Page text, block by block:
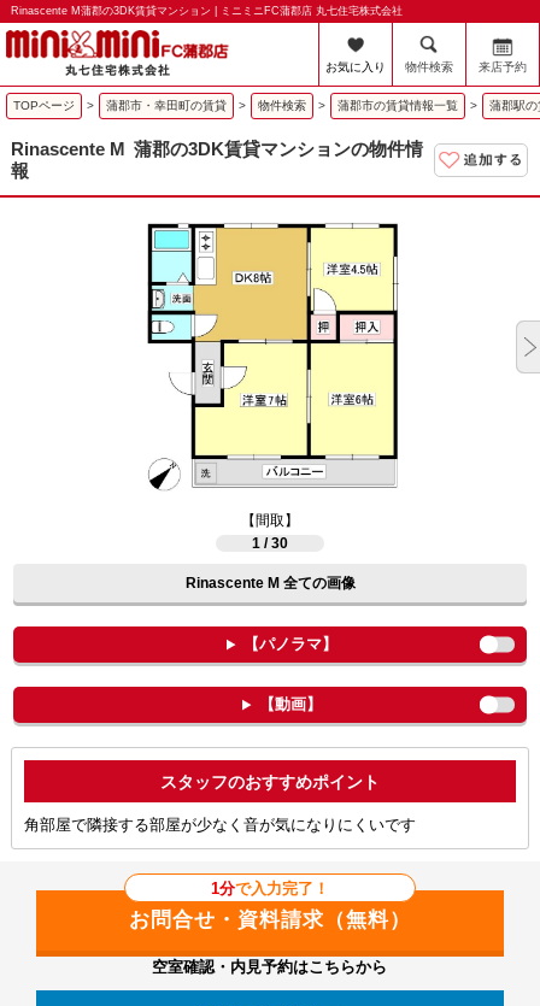
Rinascente M蒲郡の3DK賃貸マンション | ミニミニFC蒲郡店 丸七住宅株式会社
お気に入り 物件検索 来店予約
TOPページ > 蒲郡市・幸田町の賃貸 > 物件検索 > 蒲郡市の賃貸情報一覧 > 蒲郡駅
Rinascente M 蒲郡の3DK賃貸マンションの物件情
報
【間取】
1 / 30
Rinascente M 全ての画像
【パノラマ】
【動画】
ポイント
角部屋で隣接する部屋が少なく音が気になりにくいです
1分で入力完了！
空室確認・内見予約はこちらから